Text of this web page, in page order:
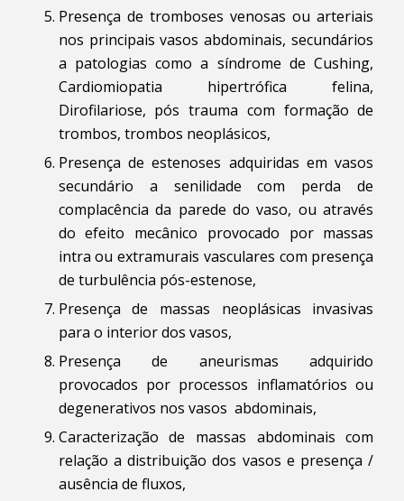
Presença de tromboses venosas ou arteriais
nos principais vasos abdominais, secundários
a patologias como a síndrome de Cushing,
Cardiomiopatia hipertrófica felina,
Dirofilariose, pós trauma com formação de
trombos, trombos neoplásicos,
Presença de estenoses adquiridas em vasos
secundário a senilidade com perda de
complacência da parede do vaso, ou através
do efeito mecânico provocado por massas
intra ou extramurais vasculares com presença
de turbulência pós-estenose,
Presença de massas neoplásicas invasivas
para o interior dos vasos,
Presença de aneurismas adquirido
provocados por processos inflamatórios ou
degenerativos nos vasos abdominais,
Caracterização de massas abdominais com
relação a distribuição dos vasos e presença /
ausência de fluxos,